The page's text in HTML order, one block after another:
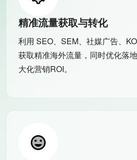
精准流量获取与转化
利用 SEO、SEM、社媒广告、
获取精准海外流量，同时优化落
大化营销ROI。